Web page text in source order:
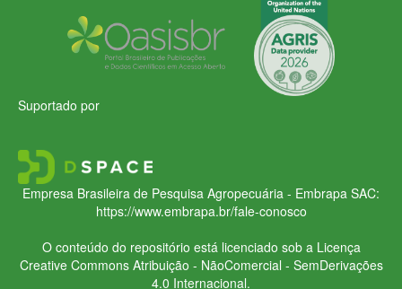
Suportado por
Empresa Brasileira de Pesquisa Agropecuária - Embrapa SAC:
https://www.embrapa.br/fale-conosco
O conteúdo do repositório está licenciado sob a Licença
Creative CommonsAtribuição - NãoComercial - SemDerivações
4.0 Internacional.